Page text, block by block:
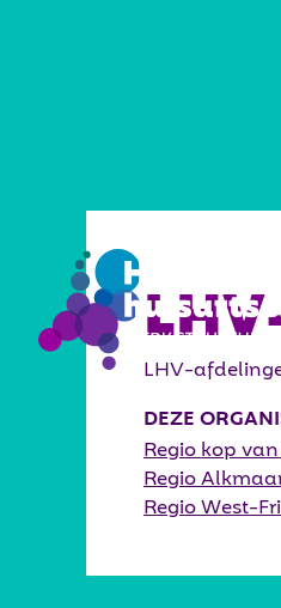
LHV-
DEZE
Regio kop
Regio
Regio West-